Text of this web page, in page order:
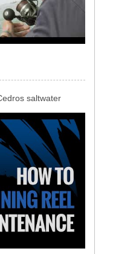
saltwater
kołowrotka